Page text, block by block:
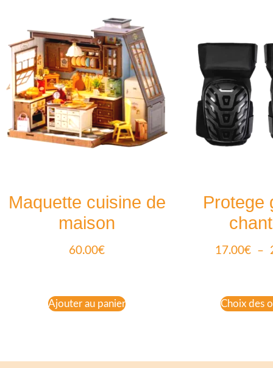
Maquette cuisine de
maison
60.00€
Ajouter au panier
Protege
17.00€ –
Choix des